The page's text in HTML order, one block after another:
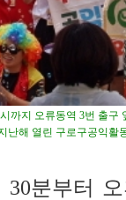
까지 오류동역 3번 출구
난해 열린 구로구공익활
분부터